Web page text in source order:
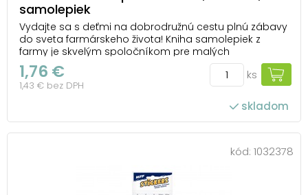
samolepiek
Vydajte sa s deťmi na dobrodružnú cestu plnú zábavy
do sveta farmárskeho života! Kniha samolepiek z
farmy je skvelým spoločníkom pre malých
objaviteľov. Obsahuje 17 opakovane použiteľných
samolepiek s rozkošnými motívmi - od veselého
prasiatka, majestátneho koňa a usilovného farmára
1,76 €
1,43 € bez DPH
ks
skladom
kód: 1032378